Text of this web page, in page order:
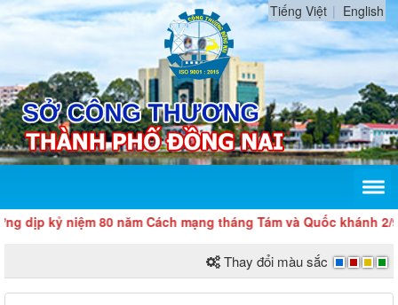
Tiếng Việt English
kỷ niệm 80 năm Cách mạng tháng Tám và Quốc khánh 2/9
Thay đổi màu sắc